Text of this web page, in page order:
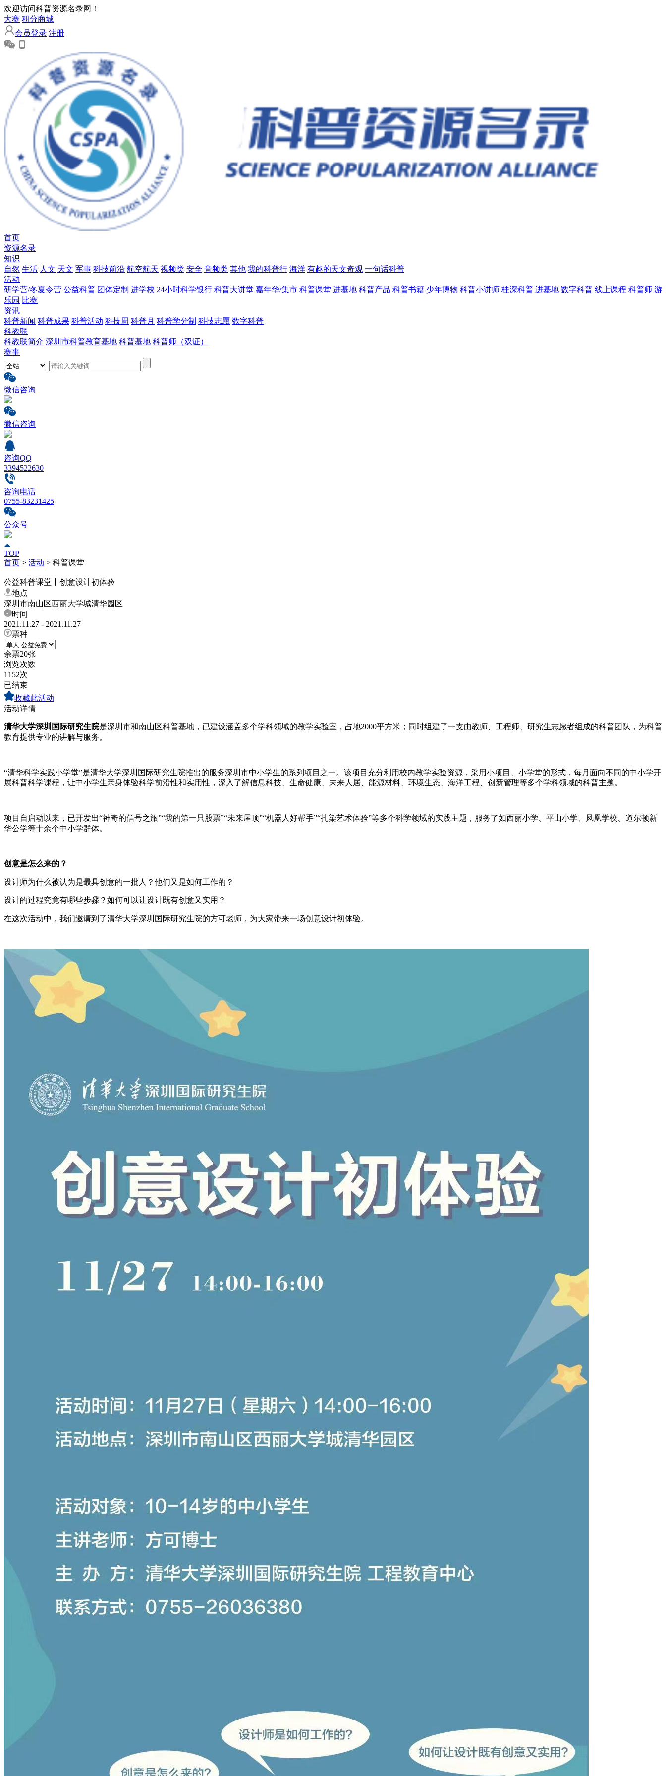
欢迎访问科普资源名录网！
大赛 积分商城
会员登录 注册
首页
资源名录
知识
自然 生活 人文 天文 军事 科技前沿 航空航天 视频类 安全 音频类 其他 我的科普行 海洋 有趣的天文奇观 一句话科普
活动
研学营/冬夏令营 公益科普 团体定制 进学校 24小时科学银行 科普大讲堂 嘉年华/集市 科普课堂 进基地 科普产品 科普书籍 少年博物 科普小讲师 桂深科普 进基地 数字科普 线上课程 科普师 游
乐园 比赛
资讯
科普新闻 科普成果 科普活动 科技周 科普月 科普学分制 科技志愿 数字科普
科教联
科教联简介 深圳市科普教育基地 科普基地 科普师（双证）
赛事
微信咨询
微信咨询
咨询QQ
3394522630
咨询电话
0755-83231425
公众号
TOP
首页 > 活动 > 科普课堂
公益科普课堂丨创意设计初体验
地点
深圳市南山区西丽大学城清华园区
时间
2021.11.27 - 2021.11.27
票种
余票20张
浏览次数
1152次
已结束
收藏此活动
活动详情
清华大学深圳国际研究生院是深圳市和南山区科普基地，已建设涵盖多个学科领域的教学实验室，占地2000平方米；同时组建了一支由教师、工程师、研究生志愿者组成的科普团队，为科普
教育提供专业的讲解与服务。
“清华科学实践小学堂”是清华大学深圳国际研究生院推出的服务深圳市中小学生的系列项目之一。该项目充分利用校内教学实验资源，采用小项目、小学堂的形式，每月面向不同的中小学开
展科普科学课程，让中小学生亲身体验科学前沿性和实用性，深入了解信息科技、生命健康、未来人居、能源材料、环境生态、海洋工程、创新管理等多个学科领域的科普主题。
项目自启动以来，已开发出“神奇的信号之旅”“我的第一只股票”“未来屋顶”“机器人好帮手”“扎染艺术体验”等多个科学领域的实践主题，服务了如西丽小学、平山小学、凤凰学校、道尔顿新
华公学等十余个中小学群体。
创意是怎么来的？
设计师为什么被认为是最具创意的一批人？他们又是如何工作的？
设计的过程究竟有哪些步骤？如何可以让设计既有创意又实用？
在这次活动中，我们邀请到了清华大学深圳国际研究生院的方可老师，为大家带来一场创意设计初体验。